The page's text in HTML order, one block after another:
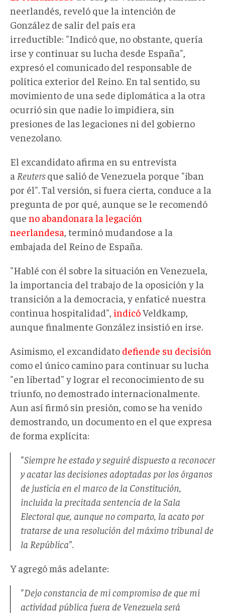
neerlandés, reveló que la intención de
González de salir del país era
irreductible: "Indicó que, no obstante, quería
irse y continuar su lucha desde España",
expresó el comunicado del responsable de
política exterior del Reino. En tal sentido, su
movimiento de una sede diplomática a la otra
ocurrió sin que nadie lo impidiera, sin
presiones de las legaciones ni del gobierno
venezolano.
El excandidato afirma en su entrevista
a Reutersque salió de Venezuela porque "iban
por él". Tal versión, si fuera cierta, conduce a la
pregunta de por qué, aunque se le recomendó
que no abandonara la legación
neerlandesa , terminó mudandose a la
embajada del Reino de España.
"Hablé con él sobre la situación en Venezuela,
la importancia del trabajo de la oposición y la
transición a la democracia, y enfaticé nuestra
continua hospitalidad", indicóVeldkamp,
aunque finalmente González insistió en irse.
Asimismo, el excandidato defiende su decisión
como el único camino para continuar su lucha
"en libertad" y lograr el reconocimiento de su
triunfo, no demostrado internacionalmente.
Aun así firmó sin presión, como se ha venido
demostrando, un documento en el que expresa
de forma explícita:
"Siempre he estado y seguiré dispuesto a reconocer
y acatar las decisiones adoptadas por los órganos
de justicia en el marco de la Constitución,
incluida la precitada sentencia de la Sala
Electoral que, aunque no comparto, la acato por
tratarse de una resolución del máximo tribunal de
la República".
Y agregó más adelante:
"Dejo constancia de mi compromiso de que mi
actividad pública fuera de Venezuela será